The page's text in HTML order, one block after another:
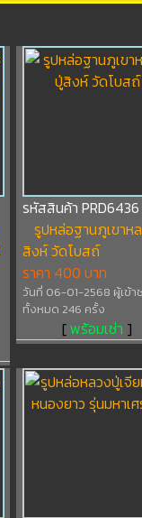
รหัสสินค้า PRD6436
รูปหล่อฐานภูเขาห
สิงห์ วัดโบสถ์
ราคา 400 บาท
วันที่ 06-01-2568 ผู้เข้า
ทั้งหมด 246 ครั้ง
[พร้อมเช่า ]